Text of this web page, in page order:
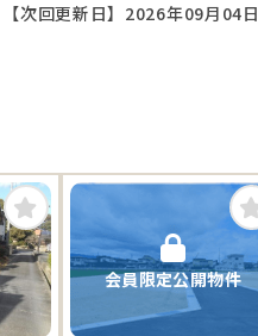
【次回更新日】2026年09月04日
会員限定公開物件